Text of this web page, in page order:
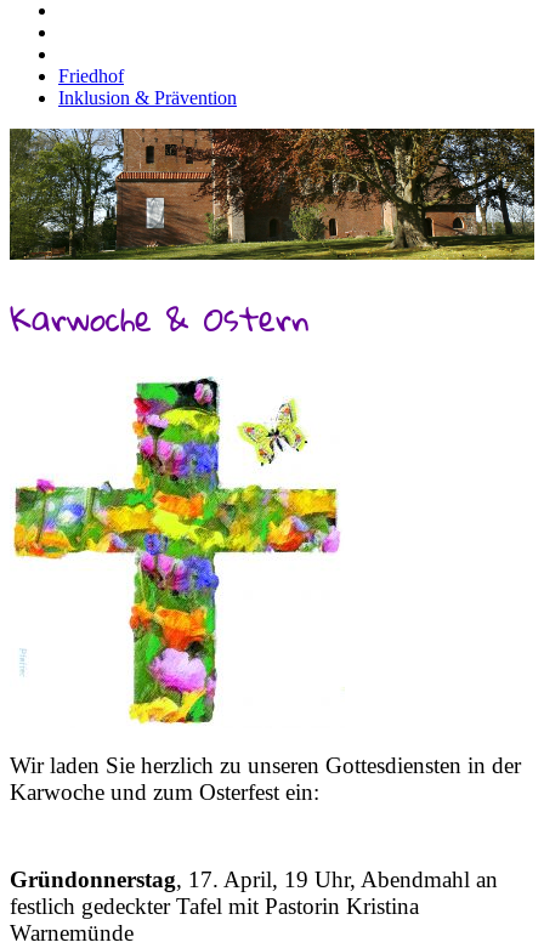
Friedhof
Inklusion & Prävention
Karwoche & Ostern
Wir laden Sie herzlich zu unseren Gottesdiensten in der
Karwoche und zum Osterfest ein:
Gründonnerstag, 17. April, 19 Uhr, Abendmahl an
festlich gedeckter Tafel mit Pastorin Kristina
Warnemünde